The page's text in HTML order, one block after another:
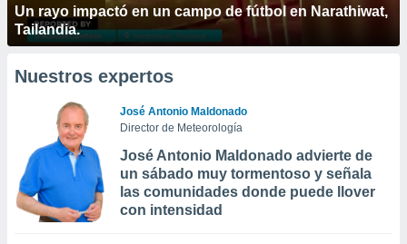
Un rayo impactó en un campo de fútbol en Narathiwat,
Tailandia.
Nuestros expertos
José Antonio Maldonado
Director de Meteorología
José Antonio Maldonado advierte de
un sábado muy tormentoso y señala
las comunidades donde puede llover
con intensidad